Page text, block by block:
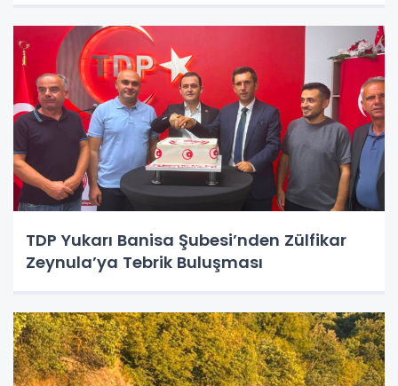
TDP Yukarı Banisa Şubesi’nden Zülfikar
Zeynula’ya Tebrik Buluşması